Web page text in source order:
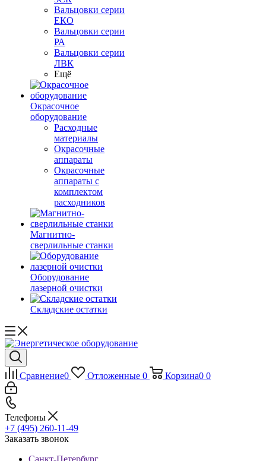
Вальцовки серии
ЕКО
Вальцовки серии
РА
Вальцовки серии
ЛВК
Ещё
Окрасочное
оборудование
Расходные
материалы
Окрасочные
аппараты
Окрасочные
аппараты с
комплектом
расходников
Магнитно-
сверлильные станки
Оборудование
лазерной очистки
Складские остатки
Сравнение0 Отложенные 0 Корзина0 0
Телефоны
+7 (495) 260-11-49
Заказать звонок
Санкт-Петербург